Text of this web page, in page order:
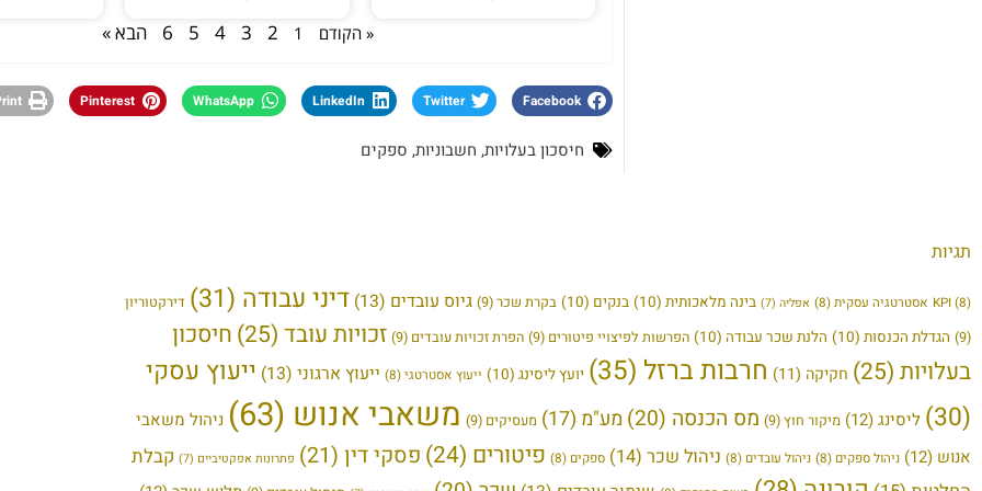
« הקודם 1
2
3
4
5
6 הבא »
Facebook
Twitter
LinkedIn
WhatsApp
Pinterest
חיסכון בעלויות, חשבוניות, ספקים
תגיות
KPI(8) אסטרטגיה עסקית(8) אפליה (7) בינה מלאכותית (10) בנקים (10) בקרת שכר(9) גיוס עובדים (13) דיני עבודה (31)
דירקטוריון
(9)
הגדלת הכנסות (10) הלנת שכר עבודה (10) הפרשות לפיצויי פיטורים (9) הפרת זכויות עובדים (9) זכויות עובד(25)
חיסכון
בעלויות(25) חקיקה (11) חרבות ברזל (35) יועץ ליסינג (10) ייעוץ אסטרטגי(8) ייעוץ ארגוני (13)
ייעוץ עסקי
(30)
ליסינג(12) מיקור חוץ(9) מס הכנסה (20) מע"מ (17) מעסיקים (9) משאבי אנוש (63)
ניהול משאבי
אנוש (12) ניהול ספקים (8) ניהול עובדים (8) ניהול שכר (14) ספקים (8) פיטורים (24) פסקי דין (21) פתרונות אפקטיביים (7)
קבלת